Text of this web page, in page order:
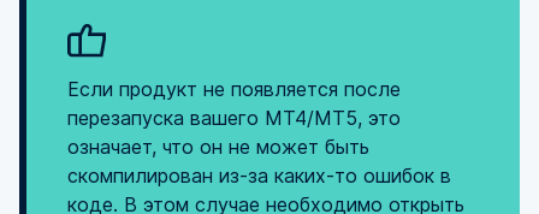
Если продукт не появляется после
перезапуска вашего MT4/MT5, это
означает, что он не может быть
скомпилирован из-за каких-то ошибок в
коде. В этом случае необходимо открыть